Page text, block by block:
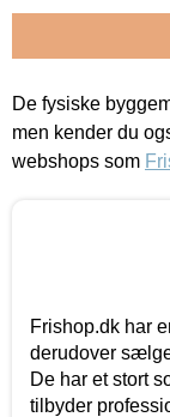
De fysiske
men kender du
webshops som
Frishop.dk har
derudover
De har et stort
tilbyder